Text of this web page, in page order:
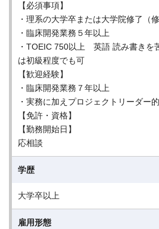
【必須事項】
・理系の大学卒または大学院修了（
・臨床開発業務５年以上
・TOEIC 750以上 英語 読み書きを
は初級程度でも可
【歓迎経験】
・臨床開発業務７年以上
・実務に加えプロジェクトリーダー
【免許・資格】
【勤務開始日】
応相談
学歴
大学卒以上
雇用形態